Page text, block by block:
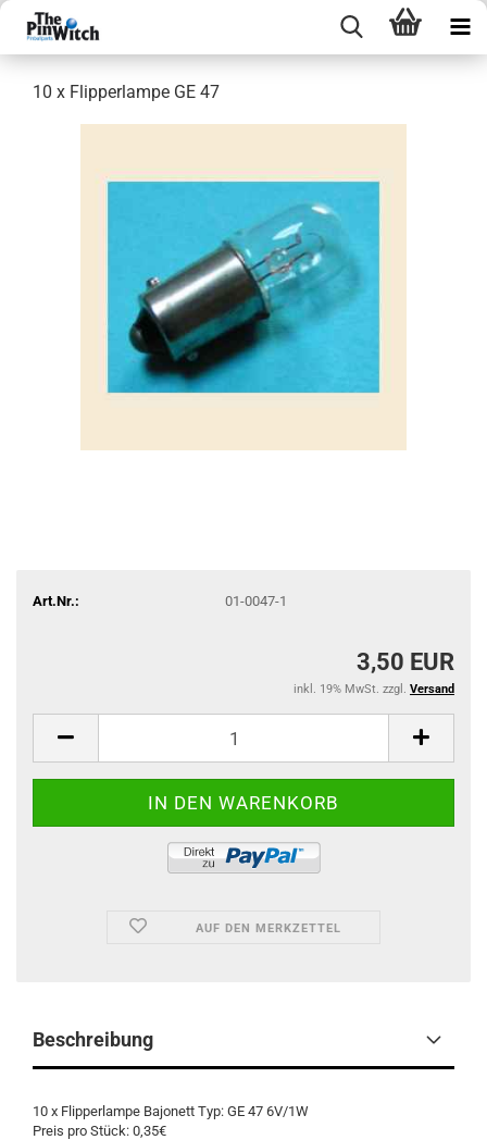
10 x Flipperlampe GE 47
Art.Nr.: 01-0047-1
3,50 EUR
inkl. 19% MwSt. zzgl. Versand
AUF DEN MERKZETTEL
Beschreibung
10 x Flipperlampe Bajonett Typ: GE 47 6V/1W
Preis pro Stück: 0,35€